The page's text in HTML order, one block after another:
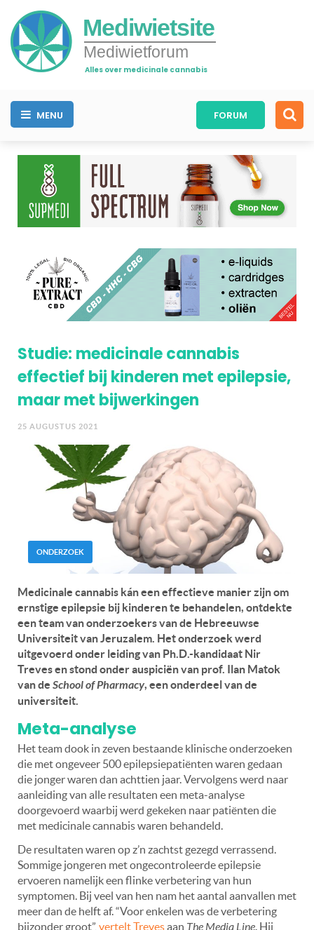
Mediwietsite
Mediwietforum
Alles over medicinale cannabis
MENU FORUM
Studie: medicinale cannabis
effectief bij kinderen met epilepsie,
maar met bijwerkingen
25 AUGUSTUS 2021
ONDERZOEK
Medicinale cannabis kán een effectieve manier zijn om
ernstige epilepsie bij kinderen te behandelen, ontdekte
een team van onderzoekers van de Hebreeuwse
Universiteit van Jeruzalem. Het onderzoek werd
uitgevoerd onder leiding van Ph.D.-kandidaat Nir
Treves en stond onder auspiciën van prof. Ilan Matok
van de School of Pharmacy, een onderdeel van de
universiteit.
Meta-analyse
Het team dook in zeven bestaande klinische onderzoeken
die met ongeveer 500 epilepsiepatiënten waren gedaan
die jonger waren dan achttien jaar. Vervolgens werd naar
aanleiding van alle resultaten een meta-analyse
doorgevoerd waarbij werd gekeken naar patiënten die
met medicinale cannabis waren behandeld.
De resultaten waren op z’n zachtst gezegd verrassend.
Sommige jongeren met ongecontroleerde epilepsie
ervoeren namelijk een flinke verbetering van hun
symptomen. Bij veel van hen nam het aantal aanvallen met
meer dan de helft af. “Voor enkelen was de verbetering
bijzonder groot”, vertelt Trevesaan The Media Line. Hij